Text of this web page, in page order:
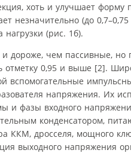
хоть и улучшает
незначительно (до
(рис. 1б).
дороже, чем пассивные, но
отметку 0,95 и выше [2].
вспомогательные
напряжения. Их
и фазы входного
конденсатором,
ККМ, дросселя, мощного
выходного